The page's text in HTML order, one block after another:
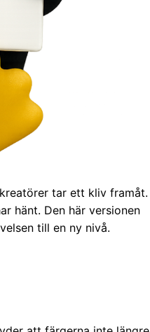
tar ett kliv framåt.
hänt. Den här versionen
till en ny nivå.